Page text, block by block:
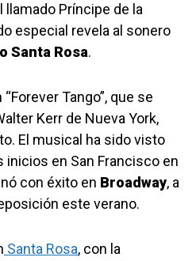
llamado Príncipe de la
especial revela al sonero
Santa Rosa.
Tango”, que se
Kerr de Nueva York,
El musical ha sido visto
en San Francisco en
con éxito en Broadway, a
este verano.
Santa Rosa, con la